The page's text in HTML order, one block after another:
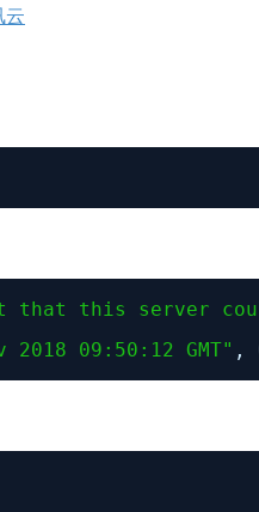
云
that this server
2018 09:50:12 GMT" ,